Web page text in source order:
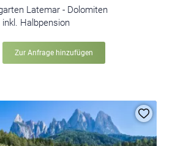
Latemar - Dolomiten
Halbpension
Zur Anfrage hinzufügen